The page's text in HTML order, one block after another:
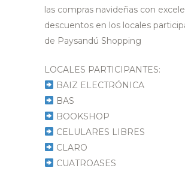
las compras navideñas con
descuentos en los locales
de Paysandú Shopping
LOCALES PARTICIPANTES:
BAIZ ELECTRÓNICA
BAS
BOOKSHOP
CELULARES LIBRES
CLARO
CUATROASES